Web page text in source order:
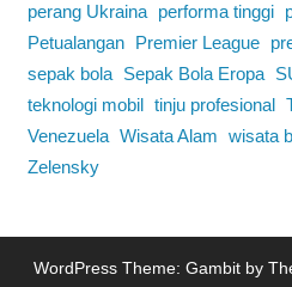
perang Ukraina
performa tinggi
Petualangan
Premier League
sepak bola
Sepak Bola Eropa
teknologi mobil tinju profesional
Venezuela Wisata Alam wisata
Zelensky
WordPress Theme: Gambit by